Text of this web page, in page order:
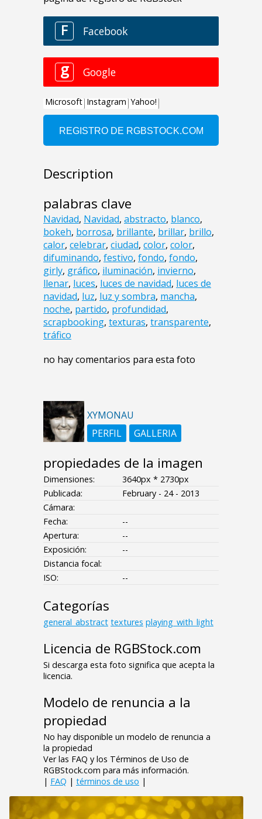
Description
palabras clave
Navidad, Navidad, abstracto, blanco,
bokeh, borrosa, brillante, brillar, brillo,
calor, celebrar, ciudad, color, color,
difuminando, festivo, fondo, fondo,
girly, gráfico, iluminación, invierno,
llenar, luces, luces de navidad, luces de
navidad, luz, luz y sombra, mancha,
noche, partido, profundidad,
scrapbooking, texturas, transparente,
tráfico
no hay comentarios para esta foto
XYMONAU
PERFIL
GALLERIA
propiedades de la imagen
Dimensiones:
3640px * 2730px
Publicada:
February - 24 - 2013
Cámara:
Fecha:
--
Apertura:
--
Exposición:
--
Distancia focal:
ISO:
--
Categorías
general_abstract textures playing_with_light
Licencia de RGBStock.com
Si descarga esta foto significa que acepta la
licencia.
Modelo de renuncia a la
propiedad
No hay disponible un modelo de renuncia a
la propiedad
Ver las FAQ y los Términos de Uso de
RGBStock.com para más información.
| FAQ | términos de uso |